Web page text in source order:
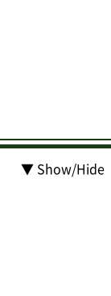
▼ Show/Hide